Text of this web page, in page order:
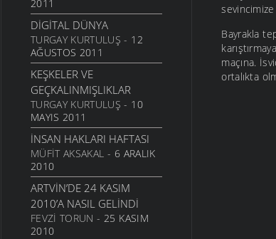
KENDI MÜZEMIZI
KENDIMIZ KURALIM
KÜLTÜR VE SANAT- 4
MAYIS 2006
UNUTTUKLARIMIZ...
KÜLTÜR VE SANAT - 28
NISAN 2006
FURUÇ DÜŞÜRDÜM
KÜLTÜR VE SANAT- 13
NISAN 2006
2011
DIGITAL DÜNYA
TURGAY KURTULUŞ - 12
AĞUSTOS 2011
KEŞKELER VE
GEÇKALINMIŞLIKLAR
TURGAY KURTULUŞ - 10
MAYIS 2011
İNSAN HAKLARI HAFTASI
MÜFIT AKSAKAL - 6 ARALIK
2010
ARTVIN’DE 24 KASIM
2010’A NASIL GELINDI
FEVZI TORUN - 25 KASIM
2010
sevincimize
Bayrakla
maçına.
ortalıkta